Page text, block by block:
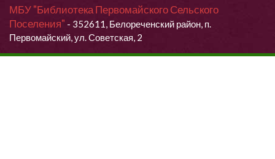
МБУ "Библиотека Первомайского Сельского
Поселения" - 352611, Белореченский район, п.
Первомайский, ул. Советская, 2